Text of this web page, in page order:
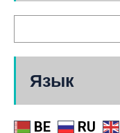
Язык
BE RU